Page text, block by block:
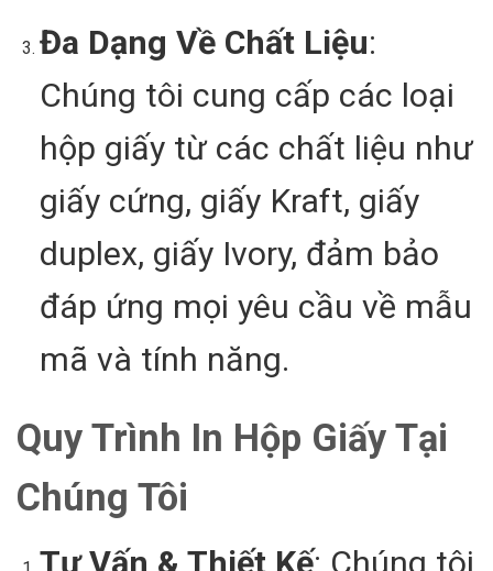
Đa Dạng Về Chất Liệu:
Chúng tôi cung cấp các loại
hộp giấy từ các chất liệu như
giấy cứng, giấy Kraft, giấy
duplex, giấy Ivory, đảm bảo
đáp ứng mọi yêu cầu về mẫu
mã và tính năng.
Quy Trình In Hộp Giấy Tại
Chúng Tôi
Tư Vấn & Thiết Kế: Chúng tôi